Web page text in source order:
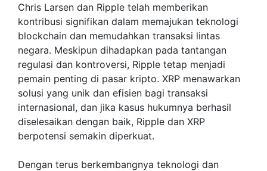
Chris Larsen dan Ripple telah memberikan
kontribusi signifikan dalam memajukan teknologi
blockchain dan memudahkan transaksi lintas
negara. Meskipun dihadapkan pada tantangan
regulasi dan kontroversi, Ripple tetap menjadi
pemain penting di pasar kripto. XRP menawarkan
solusi yang unik dan efisien bagi transaksi
internasional, dan jika kasus hukumnya berhasil
diselesaikan dengan baik, Ripple dan XRP
berpotensi semakin diperkuat.
Dengan terus berkembangnya teknologi dan